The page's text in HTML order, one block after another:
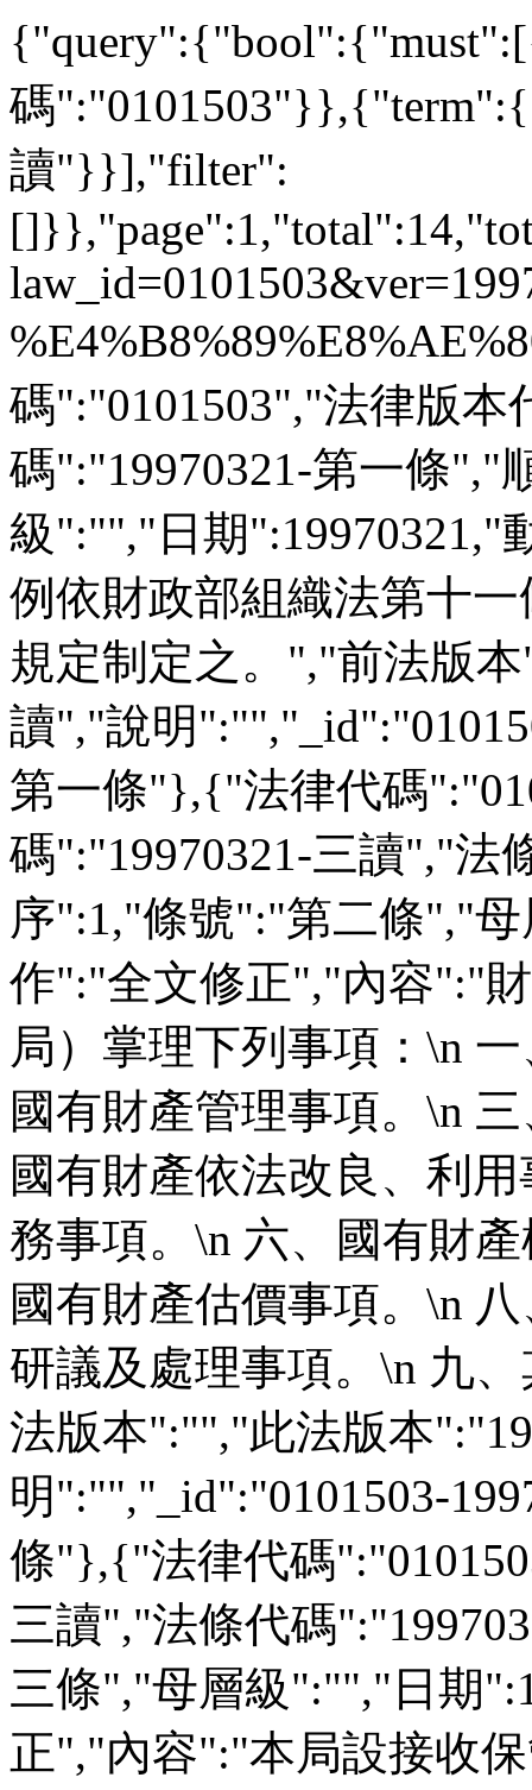
碼
讀"}}],"filter":
碼":"0101503","法律版本
碼":"19970321-第一條","
級":"","日期
例依財政部組織法第十
規定制定之。","前法版
讀","說明
第一條"},{"法律代碼
碼":"19970321-三讀","法
序":1,"條號":"第二條","
作":"全文修正","內容":"
局）掌理下列事項：\n
國有財產管理事項。\n
國有財產依法改良、利
務事項。\n 六、國有財
國有財產估價事項。\n
研議及處理事項。\n 九
法版本":"","此法版本
明":"","_id":"0101503-
條"},{"法律代碼
三讀","法條代碼
三條","母層級":"","日期
正","內容":"本局設接收